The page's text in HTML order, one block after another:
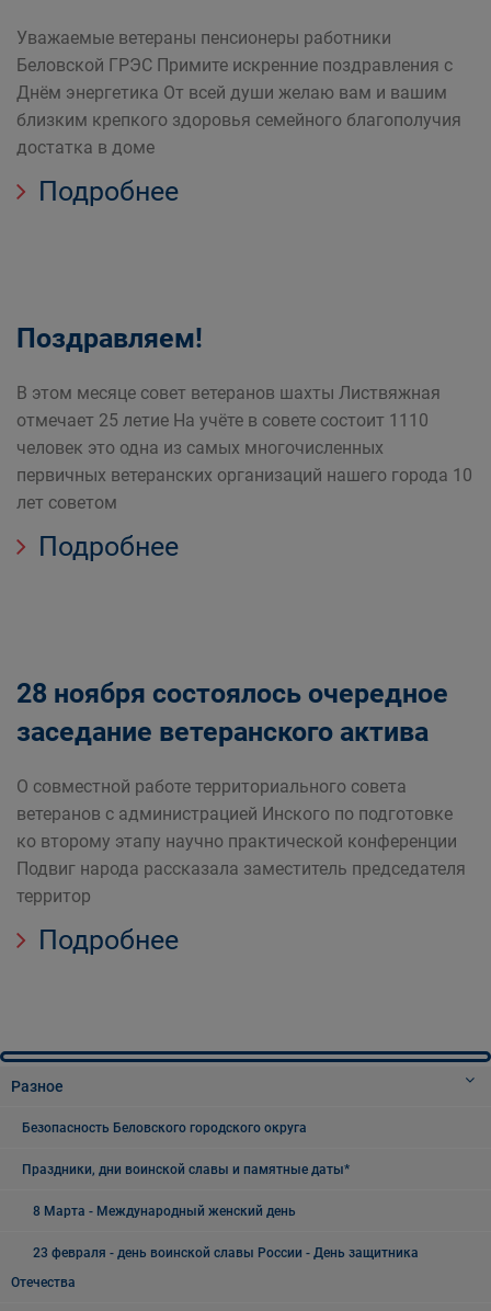
Уважаемые ветераны пенсионеры работники
Беловской ГРЭС Примите искренние поздравления с
Днём энергетика От всей души желаю вам и вашим
близким крепкого здоровья семейного благополучия
достатка в доме
Подробнее
Поздравляем!
В этом месяце совет ветеранов шахты Листвяжная
отмечает 25 летие На учёте в совете состоит 1110
человек это одна из самых многочисленных
первичных ветеранских организаций нашего города 10
лет советом
Подробнее
28 ноября состоялось очередное
заседание ветеранского актива
О совместной работе территориального совета
ветеранов с администрацией Инского по подготовке
ко второму этапу научно практической конференции
Подвиг народа рассказала заместитель председателя
территор
Подробнее
Разное
Безопасность Беловского городского округа
Праздники, дни воинской славы и памятные даты*
8 Марта - Международный женский день
23 февраля - день воинской славы России - День защитника
Отечества